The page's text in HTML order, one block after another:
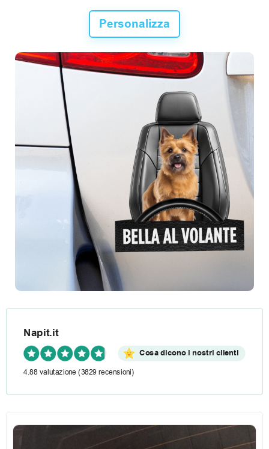
b
n
s
i
o
Personalizza
Napit.it
Cosa dicono i nostri clienti
4.88 valutazione (3829 recensioni)